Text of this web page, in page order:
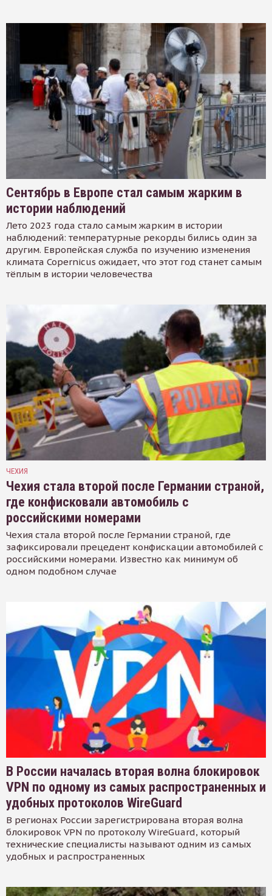
Сентябрь в Европе стал самым жарким в
истории наблюдений
Лето 2023 года стало самым жарким в истории
наблюдений: температурные рекорды бились один за
другим. Европейская служба по изучению изменения
климата Copernicus ожидает, что этот год станет самым
тёплым в истории человечества
ЧЕХИЯ
Чехия стала второй после Германии страной,
где конфисковали автомобиль с
российскими номерами
Чехия стала второй после Германии страной, где
зафиксировали прецедент конфискации автомобилей с
российскими номерами. Известно как минимум об
одном подобном случае
В России началась вторая волна блокировок
VPN по одному из самых распространенных и
удобных протоколов WireGuard
В регионах России зарегистрирована вторая волна
блокировок VPN по протоколу WireGuard, который
технические специалисты называют одним из самых
удобных и распространенных